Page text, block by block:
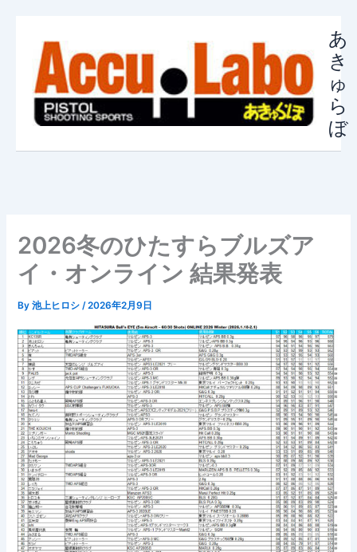
あ
き
ゅ
ら
ぼ
2026冬のひたすらブルズア
イ・オンライン 結果発表
By池上ヒロシ/2026年2月9日